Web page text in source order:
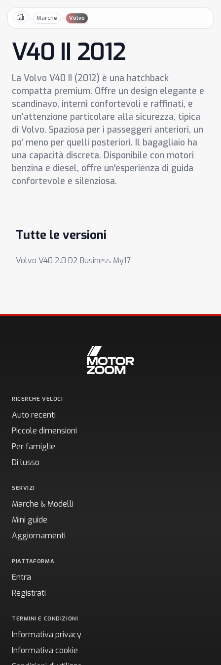
HomeMarche Volvo
V40 II 2012
La Volvo V40 II (2012) è una hatchback
compatta premium. Offre un design elegante e
scandinavo, interni confortevoli e raffinati, e
un'attenzione particolare alla sicurezza, tipica
di Volvo. Spaziosa per i passeggeri anteriori, un
po' meno per quelli posteriori. Il bagagliaio ha
una capacità discreta. Disponibile con motori
benzina e diesel, offre un'esperienza di guida
confortevole e silenziosa.
Tutte le versioni
Volvo V40 2.0 D2 Business My17
RICERCHE VELOCI
Auto recenti
Piccole dimensioni
Per famiglie
Di lusso
SERVIZI
Marche & Modelli
Mini guide
Aggiornamenti
PIATTAFORMA
Entra
Registrati
TERMINI E CONDIZIONI
Informativa privacy
Informativa cookie